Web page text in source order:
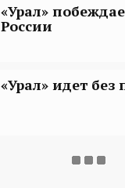
«Урал»
России
«Урал» идет